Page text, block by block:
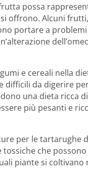
possa
offrono. Alcuni
portare a
e cereali nella
difficili da digerire
una dieta ricca
più pesanti e
per le tartarughe
che
piante si